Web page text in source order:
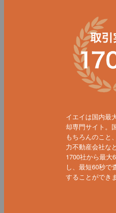
イエイは国内最
却専門サイト。
もちろんのこと
力不動産会社な
1700社から最大
し、最短60秒で
することができ